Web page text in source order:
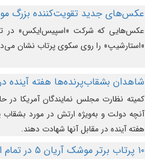
عکس‌های جدید تقویت‌کننده بزرگ
عکس‌هایی که شرکت «اسپیس‌ایکس» در
«استارشیپ» را روی سکوی پرتاب نشان
شاهدان بشقاب‌پرنده‌ها هفته آینده
کمیته نظارت مجلس نمایندگان آمریکا در
آنچه دولت و به‌ویژه ارتش در مورد بشقاب
هفته آینده در مقابل آنها شهادت دهند.
۱۰ پرتاب برتر موشک آریان ۵ در تمام ادوار